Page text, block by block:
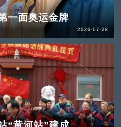
一面奥运金牌
2026-07-28